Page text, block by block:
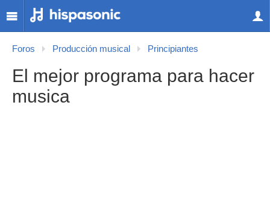
Foros Producción musical Principiantes
El mejor programa para hacer
musica